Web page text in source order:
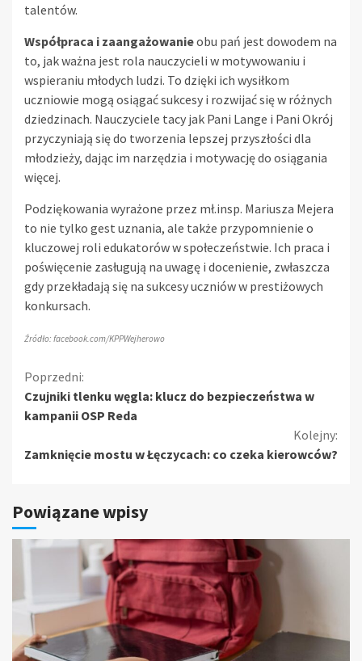
talentów.
Współpraca i zaangażowanieobu pań jest dowodem na
to, jak ważna jest rola nauczycieli w motywowaniu i
wspieraniu młodych ludzi. To dzięki ich wysiłkom
uczniowie mogą osiągać sukcesy i rozwijać się w różnych
dziedzinach. Nauczyciele tacy jak Pani Lange i Pani Okrój
przyczyniają się do tworzenia lepszej przyszłości dla
młodzieży, dając im narzędzia i motywację do osiągania
więcej.
Podziękowania wyrażone przez mł.insp. Mariusza Mejera
to nie tylko gest uznania, ale także przypomnienie o
kluczowej roli edukatorów w społeczeństwie. Ich praca i
poświęcenie zasługują na uwagę i docenienie, zwłaszcza
gdy przekładają się na sukcesy uczniów w prestiżowych
konkursach.
Źródło: facebook.com/KPPWejherowo
Kontynuuj
czytanie
Poprzedni:
Czujniki tlenku węgla: klucz do bezpieczeństwa w
kampanii OSP Reda
Kolejny:
Zamknięcie mostu w Łęczycach: co czeka kierowców?
Powiązane wpisy